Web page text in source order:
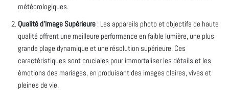
météorologiques.
Qualité d’Image Supérieure : Les appareils photo et objectifs de haute
qualité offrent une meilleure performance en faible lumière, une plus
grande plage dynamique et une résolution supérieure. Ces
caractéristiques sont cruciales pour immortaliser les détails et les
émotions des mariages, en produisant des images claires, vives et
pleines de vie.